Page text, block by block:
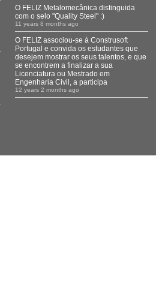
O FELIZ Metalomecânica distinguida
com o selo "Quality Steel" :)
11 years 8 months ago
O FELIZ associou-se à Construsoft
Portugal e convida os estudantes que
desejem mostrar os seus talentos, e que
se encontrem a finalizar a sua
Licenciatura ou Mestrado em
Engenharia Civil, a participa
12 years 2 months ago